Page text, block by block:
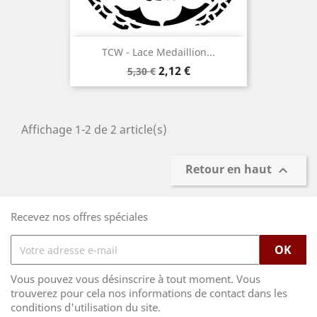
TCW - Lace Medaillion...
Prix
de
5,30 € Prix
2,12 €
Affichage 1-2 de 2 article(s)
Retour en haut 
Recevez nos offres spéciales
Vous pouvez vous désinscrire à tout moment. Vous
trouverez pour cela nos informations de contact dans les
conditions d'utilisation du site.